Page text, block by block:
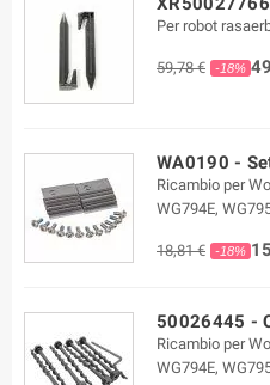
Per robot
59,78 € -18%
WA0190 -
Ricambio per
WG794E,
18,81 € -18%
50026445 -
Ricambio per
WG794E,